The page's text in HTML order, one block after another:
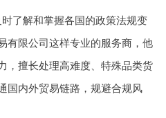
了解和掌握各国的政策法规变
有限公司这样专业的服务商，他
，擅长处理高难度、特殊品类货
国内外贸易链路，规避合规风